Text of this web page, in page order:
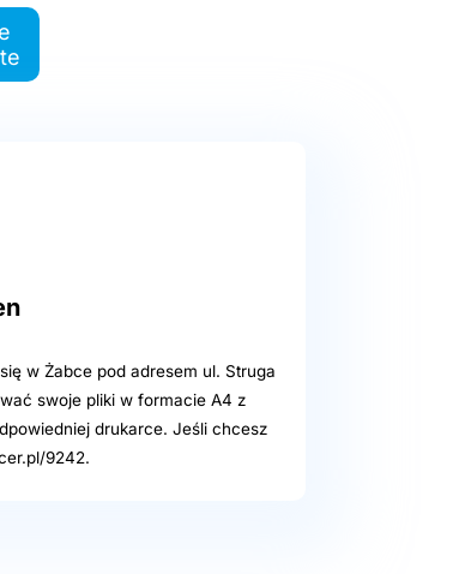
w Żabce pod adresem ul. Struga
swoje pliki w formacie A4 z
drukarce. Jeśli chcesz
9242.